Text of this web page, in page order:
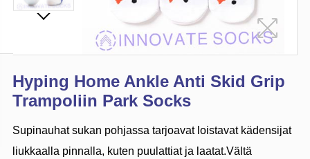
Hyping Home Ankle Anti Skid Grip
Trampoliin Park Socks
Supinauhat sukan pohjassa tarjoavat loistavat kädensijat
liukkaalla pinnalla, kuten puulattiat ja laatat.Vältä